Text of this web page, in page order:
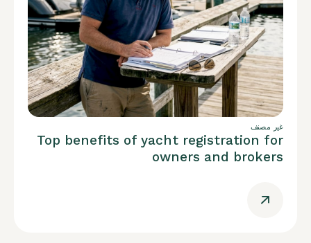
غير مصنف
Top benefits of yacht registration for
owners and brokers